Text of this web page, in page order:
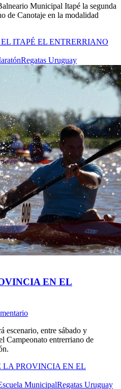
Municipal Itapé la segunda
de Canotaje en la modalidad
ITAPÉ EL ENTRERRIANO
Regatas Uruguay
EN EL
escenario, entre sábado y
Campeonato entrerriano de
LA PROVINCIA EN EL
MunicipalRegatas Uruguay